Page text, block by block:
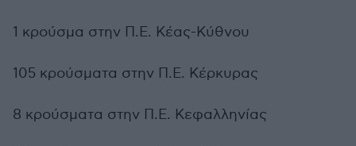
1 κρούσμα στην Π.Ε. Κέας-Κύθνου
105 κρούσματα στην Π.Ε. Κέρκυρας
8 κρούσματα στην Π.Ε. Κεφαλληνίας